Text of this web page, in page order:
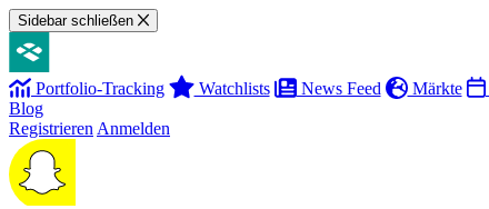
Sidebar schließen
Portfolio-Tracking Watchlists News Feed Märkte
Blog
Registrieren Anmelden